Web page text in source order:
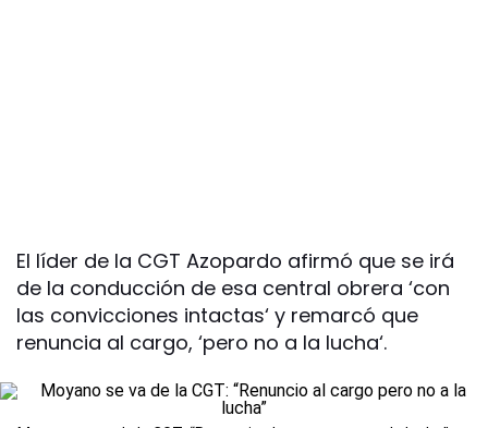
El líder de la CGT Azopardo afirmó que se irá
de la conducción de esa central obrera ‘con
las convicciones intactas‘ y remarcó que
renuncia al cargo, ‘pero no a la lucha‘.